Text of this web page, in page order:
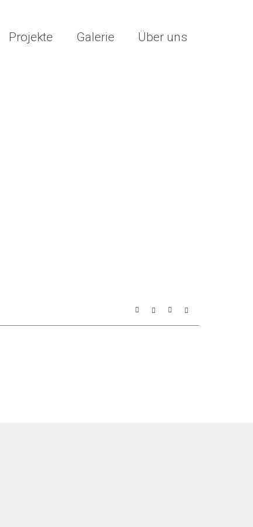
Projekte Galerie Über uns